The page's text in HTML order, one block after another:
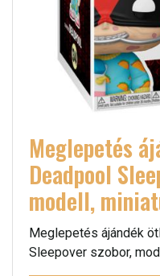
Meglepetés
Deadpool
modell,
Meglepetés ájándék
Sleepover szobor,